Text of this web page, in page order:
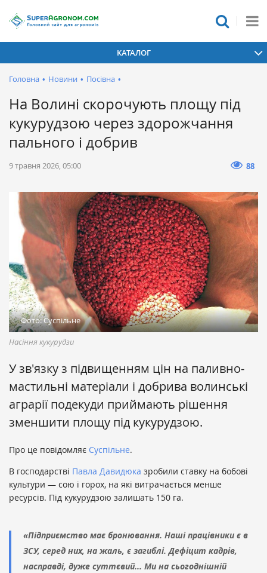
КАТАЛОГ
Головна • Новини • Посівна •
На Волині скорочують площу під
кукурудзою через здорожчання
пального і добрив
9 травня 2026, 05:00 88
Фото: Суспільне
Насіння кукурудзи
У зв'язку з підвищенням цін на паливно-
мастильні матеріали і добрива волинські
аграрії подекуди приймають рішення
зменшити площу під кукурудзою.
Про це повідомляє Суспільне.
В господарстві Павла Давидюка зробили ставку на бобові
культури — сою і горох, на які витрачається менше
ресурсів. Під кукурудзою залишать 150 га.
«Підприємство має бронювання. Наші працівники є в
ЗСУ, серед них, на жаль, є загиблі. Дефіцит кадрів,
насправді, дуже суттєвий... Ми на сьогоднішній